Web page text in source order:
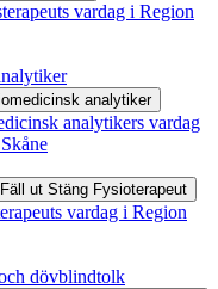
vardag i Region
analytiker
analytikers vardag
Fäll ut Stäng Fysioterapeut
vardag i Region
dövblindtolk